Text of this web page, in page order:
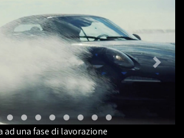
una fase di lavorazione